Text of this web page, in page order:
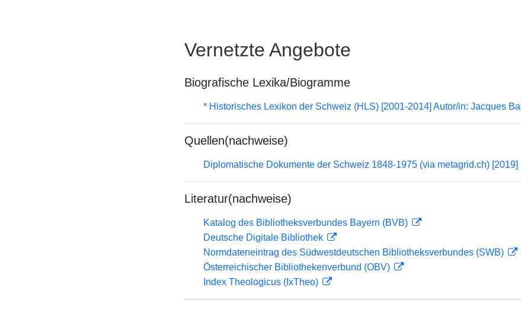
Vernetzte Angebote
Biografische Lexika/Biogramme
* Historisches Lexikon der Schweiz (HLS) [2001-2014] Autor/in: Jacques
Quellen(nachweise)
Diplomatische Dokumente der Schweiz 1848-1975 (via metagrid.ch) [2019]
Literatur(nachweise)
Katalog des Bibliotheksverbundes Bayern (BVB)
Deutsche Digitale Bibliothek
Normdateneintrag des Südwestdeutschen Bibliotheksverbundes (SWB)
Österreichischer Bibliothekenverbund (OBV)
Index Theologicus (IxTheo)